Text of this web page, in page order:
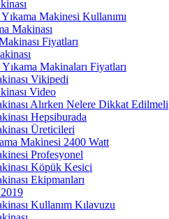
Makinesi Kullanımı
Makinası
Fiyatları
Makinaları Fiyatları
Vikipedi
Video
Alırken Nelere Dikkat Edilmeli
Hepsiburada
Üreticileri
Makinesi 2400 Watt
Profesyonel
Köpük Kesici
Ekipmanları
Kullanım Kılavuzu